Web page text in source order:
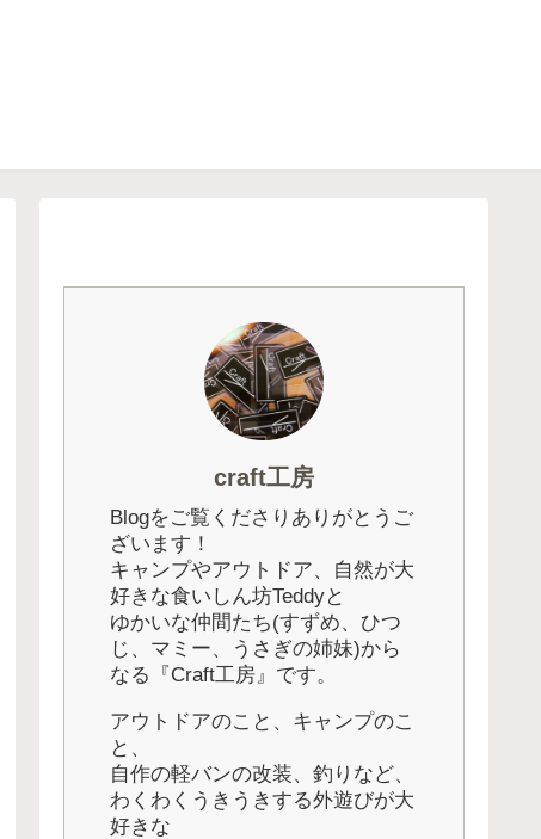
craft工房
Blogをご覧くださりありがとうご
ざいます！
キャンプやアウトドア、自然が大
好きな食いしん坊Teddyと
ゆかいな仲間たち(すずめ、ひつ
じ、マミー、うさぎの姉妹)から
なる『Craft工房』です。
アウトドアのこと、キャンプのこ
と、
自作の軽バンの改装、釣りなど、
わくわくうきうきする外遊びが大
好きな